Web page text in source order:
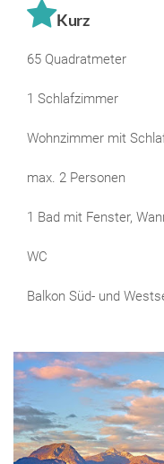
Kurz
65 Quadratmeter
1 Schlafzimmer
Wohnzimmer mit
max. 2 Personen
1 Bad mit Fenster,
WC
Balkon Süd- und